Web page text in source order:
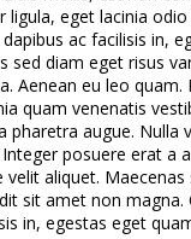
eget lacinia odio
ac facilisis in,
sed diam eget risus
Aenean eu leo quam.
quam venenatis
pharetra augue. Nulla
posuere erat a
velit aliquet.
sit amet non magna.
in, egestas eget